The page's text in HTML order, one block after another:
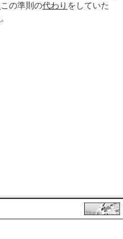
この準則の代わり をしていた
。